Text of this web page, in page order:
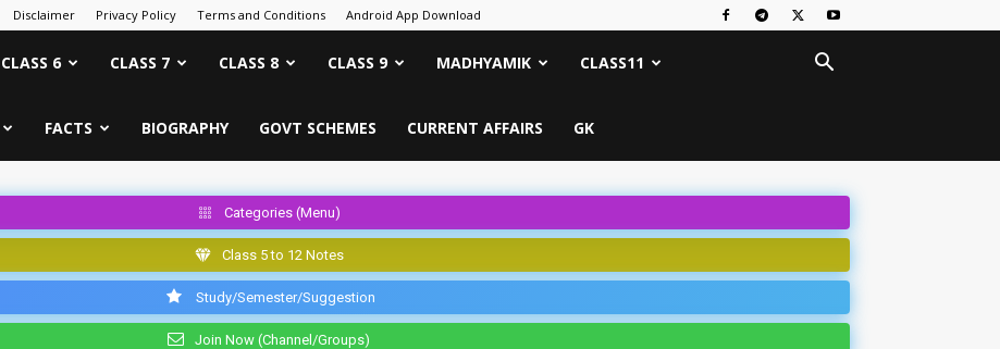
Disclaimer Privacy Policy Terms and Conditions Android App Download
CLASS 6 CLASS 7 CLASS 8 CLASS 9 MADHYAMIK CLASS11
FACTS BIOGRAPHY GOVT SCHEMES CURRENT AFFAIRS GK
Categories (Menu)
Class 5 to 12 Notes
Study/Semester/Suggestion
Join Now (Channel/Groups)